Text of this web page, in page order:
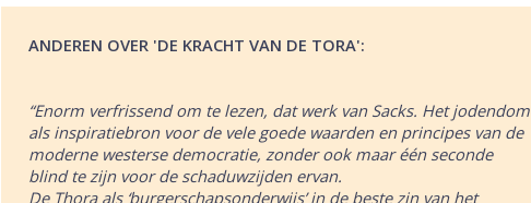
ANDEREN OVER 'DE KRACHT VAN DE TORA':
“Enorm verfrissend om te lezen, dat werk van Sacks. Het jodendom
als inspiratiebron voor de vele goede waarden en principes van de
moderne westerse democratie, zonder ook maar één seconde
blind te zijn voor de schaduwzijden ervan.
De Thora als ‘burgerschapsonderwijs’ in de beste zin van het